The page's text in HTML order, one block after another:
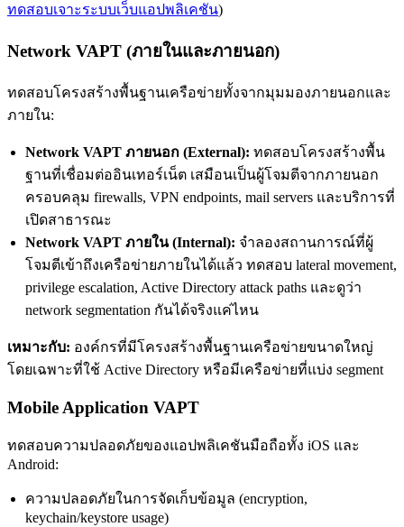
ทดสอบเจาะระบบเว็บแอปพลิเคชัน)
Network VAPT (ภายในและภายนอก)
ทดสอบโครงสร้างพื้นฐานเครือข่ายทั้งจากมุมมองภายนอกและ
ภายใน:
Network VAPT ภายนอก (External): ทดสอบโครงสร้างพื้น
ฐานที่เชื่อมต่ออินเทอร์เน็ต เสมือนเป็นผู้โจมตีจากภายนอก
ครอบคลุม firewalls, VPN endpoints, mail servers และบริการที่
เปิดสาธารณะ
Network VAPT ภายใน (Internal): จำลองสถานการณ์ที่ผู้
โจมตีเข้าถึงเครือข่ายภายในได้แล้ว ทดสอบ lateral movement,
privilege escalation, Active Directory attack paths และดูว่า
network segmentation กันได้จริงแค่ไหน
เหมาะกับ: องค์กรที่มีโครงสร้างพื้นฐานเครือข่ายขนาดใหญ่
โดยเฉพาะที่ใช้ Active Directory หรือมีเครือข่ายที่แบ่ง segment
Mobile Application VAPT
ทดสอบความปลอดภัยของแอปพลิเคชันมือถือทั้ง iOS และ
Android:
ความปลอดภัยในการจัดเก็บข้อมูล (encryption,
keychain/keystore usage)